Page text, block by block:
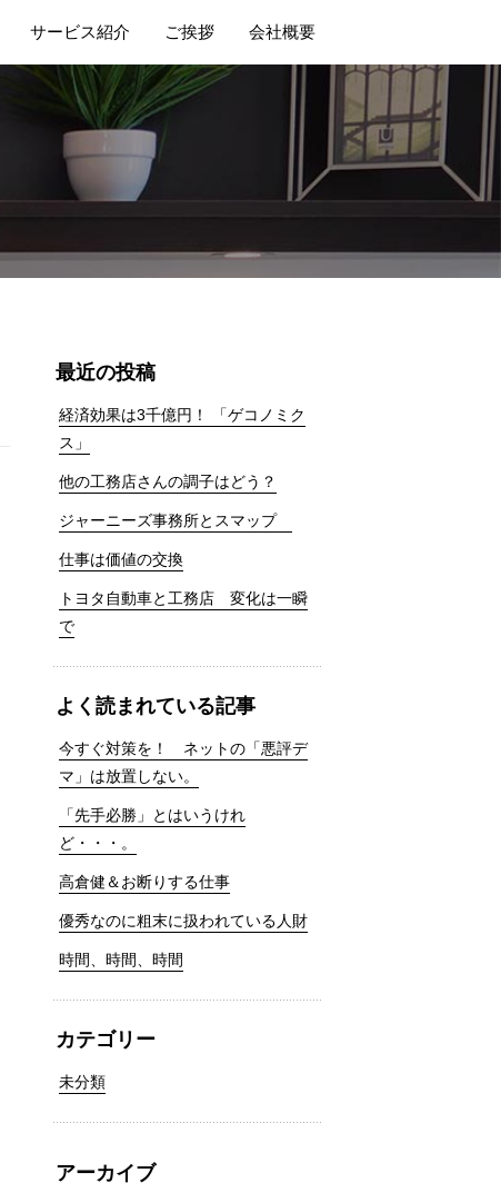
サービス紹介 ご挨拶 会社概要
最近の投稿
経済効果は3千億円！ 「ゲコノミク
ス」
他の工務店さんの調子はどう？
ジャーニーズ事務所とスマップ
仕事は価値の交換
トヨタ自動車と工務店 変化は一瞬
で
よく読まれている記事
今すぐ対策を！ ネットの「悪評デ
マ」は放置しない。
「先手必勝」とはいうけれ
ど・・・。
高倉健＆お断りする仕事
優秀なのに粗末に扱われている人財
時間、時間、時間
カテゴリー
未分類
アーカイブ